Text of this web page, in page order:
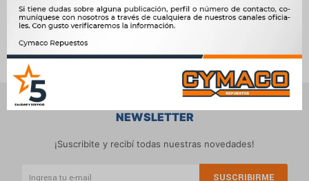
NEWSLETTER
¡Suscribite y recibí todas nuestras novedades!
SUSCRIBIRME